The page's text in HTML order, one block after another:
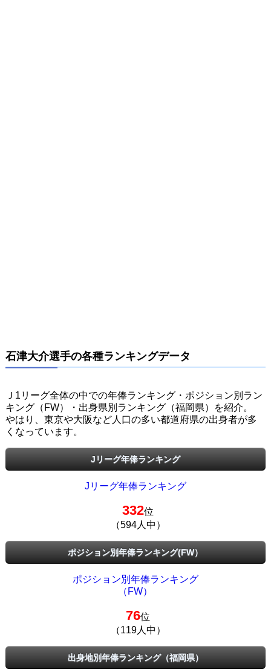
石津大介選手の各種ランキングデータ
Ｊ1リーグ全体の中での年俸ランキング・ポジション別ラン
キング（FW）・出身県別ランキング（福岡県）を紹介。
やはり、東京や大阪など人口の多い都道府県の出身者が多
くなっています。
Jリーグ年俸ランキング
Jリーグ年俸ランキング
332位
（594人中）
ポジション別年俸ランキング(FW）
ポジション別年俸ランキング
（FW）
76位
（119人中）
出身地別年俸ランキング（福岡県）